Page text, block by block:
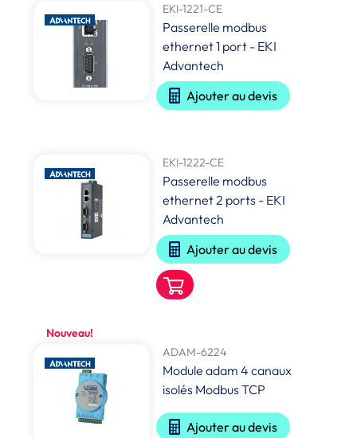
EKI-1221-CE
Passerelle modbus
ethernet 1 port - EKI
Advantech
Ajouter au devis
EKI-1222-CE
Passerelle modbus
ethernet 2 ports - EKI
Advantech
Ajouter au devis
Nouveau!
ADAM-6224
Module adam 4 canaux
isolés Modbus TCP
Ajouter au devis